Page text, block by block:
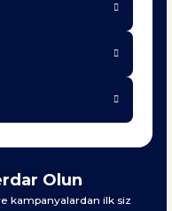
Olun
kampanyalardan ilk siz